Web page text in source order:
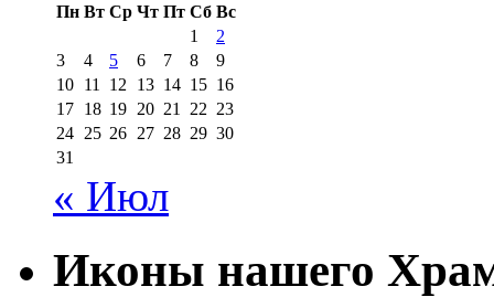
Пн Вт Ср Чт Пт Сб Вс
1
2
3
4 5 6 7 8
9
10 11 12 13 14 15 16
17 18 19 20 21 22 23
24 25 26 27 28 29 30
31
« Июл
Иконы нашего